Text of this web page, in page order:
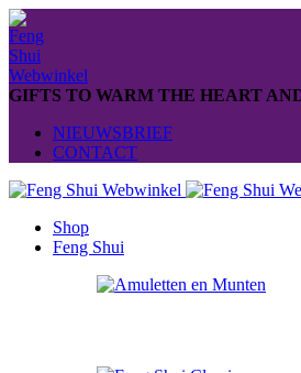
GIFTS TO WARM THE HEART
NIEUWSBRIEF
CONTACT
Shop
Feng Shui